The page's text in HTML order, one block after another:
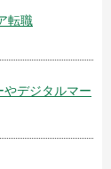
転職
やデジタルマー